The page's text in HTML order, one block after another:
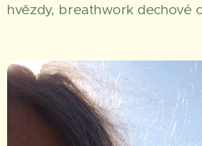
hvězdy, breathwork dechové